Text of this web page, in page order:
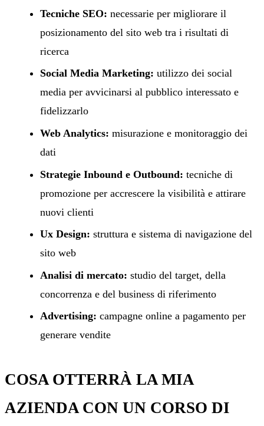
Tecniche SEO: necessarie per migliorare il
posizionamento del sito web tra i risultati di
ricerca
Social Media Marketing: utilizzo dei social
media per avvicinarsi al pubblico interessato e
fidelizzarlo
Web Analytics: misurazione e monitoraggio dei
dati
Strategie Inbound e Outbound: tecniche di
promozione per accrescere la visibilità e attirare
nuovi clienti
Ux Design: struttura e sistema di navigazione del
sito web
Analisi di mercato: studio del target, della
concorrenza e del business di riferimento
Advertising: campagne online a pagamento per
generare vendite
COSA OTTERRÀ LA MIA
AZIENDA CON UN CORSO DI